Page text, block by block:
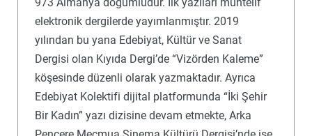
973 Almanya doğumludur. İlk yazıları muhtelif
elektronik dergilerde yayımlanmıştır. 2019
yılından bu yana Edebiyat, Kültür ve Sanat
Dergisi olan Kıyıda Dergi’de “Vizörden Kaleme”
köşesinde düzenli olarak yazmaktadır. Ayrıca
Edebiyat Kolektifi dijital platformunda “İki Şehir
Bir Kadın” yazı dizisine devam etmekte, Arka